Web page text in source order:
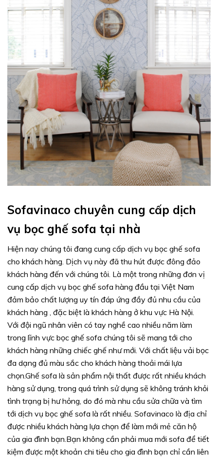
Sofavinaco chuyên cung cấp dịch
vụ bọc ghế sofa tại nhà
Hiện nay chúng tôi đang cung cấp dịch vụ bọc ghế sofa
cho khách hàng. Dịch vụ này đã thu hút được đông đảo
khách hàng đến với chúng tôi. Là một trong những đơn vị
cung cấp dịch vụ bọc ghế sofa hàng đầu tại Việt Nam
đảm bảo chất lượng uy tín đáp ứng đầy đủ nhu cầu của
khách hàng , đặc biệt là khách hàng ở khu vực Hà Nội.
Với đội ngũ nhân viên có tay nghề cao nhiều năm làm
trong lĩnh vực bọc ghế sofa chúng tôi sẽ mang tới cho
khách hàng những chiếc ghế như mới. Với chất liệu vải bọc
đa dạng đủ màu sắc cho khách hàng thoải mái lựa
chọn.Ghế sofa là sản phẩm nội thất được rất nhiều khách
hàng sử dụng, trong quá trình sử dụng sẽ không tránh khỏi
tình trạng bị hư hỏng, do đó mà nhu cầu sửa chữa và tìm
tới dịch vụ bọc ghế sofa là rất nhiều. Sofavinaco là địa chỉ
được nhiều khách hàng lựa chọn để làm mới mẻ căn hộ
của gia đình bạn.Bạn không cần phải mua mới sofa để tiết
kiệm được một khoản chi tiêu cho gia đình bạn chỉ cần liên